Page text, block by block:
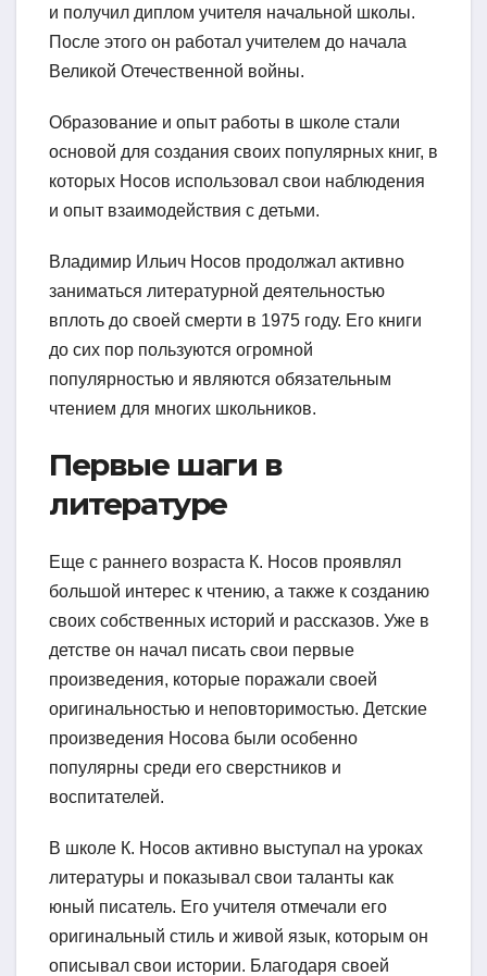
и получил диплом учителя начальной школы.
После этого он работал учителем до начала
Великой Отечественной войны.
Образование и опыт работы в школе стали
основой для создания своих популярных книг, в
которых Носов использовал свои наблюдения
и опыт взаимодействия с детьми.
Владимир Ильич Носов продолжал активно
заниматься литературной деятельностью
вплоть до своей смерти в 1975 году. Его книги
до сих пор пользуются огромной
популярностью и являются обязательным
чтением для многих школьников.
Первые шаги в
литературе
Еще с раннего возраста К. Носов проявлял
большой интерес к чтению, а также к созданию
своих собственных историй и рассказов. Уже в
детстве он начал писать свои первые
произведения, которые поражали своей
оригинальностью и неповторимостью. Детские
произведения Носова были особенно
популярны среди его сверстников и
воспитателей.
В школе К. Носов активно выступал на уроках
литературы и показывал свои таланты как
юный писатель. Его учителя отмечали его
оригинальный стиль и живой язык, которым он
описывал свои истории. Благодаря своей